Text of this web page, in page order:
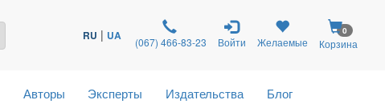
RU | UA (067) 466-83-23 Войти Желаемые
0
Корзина
Авторы Эксперты Издательства Блог